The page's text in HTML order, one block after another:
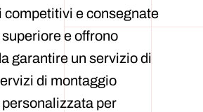
competitivi e consegnate
e offrono
garantire un servizio di
di montaggio
per